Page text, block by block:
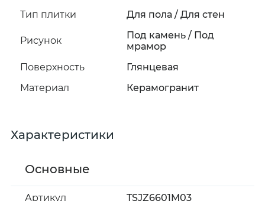
Тип плитки
Для пола / Для стен
Рисунок
Под камень / Под
мрамор
Поверхность
Глянцевая
Материал
Керамогранит
Характеристики
Основные
Артикул
TSJZ6601M03